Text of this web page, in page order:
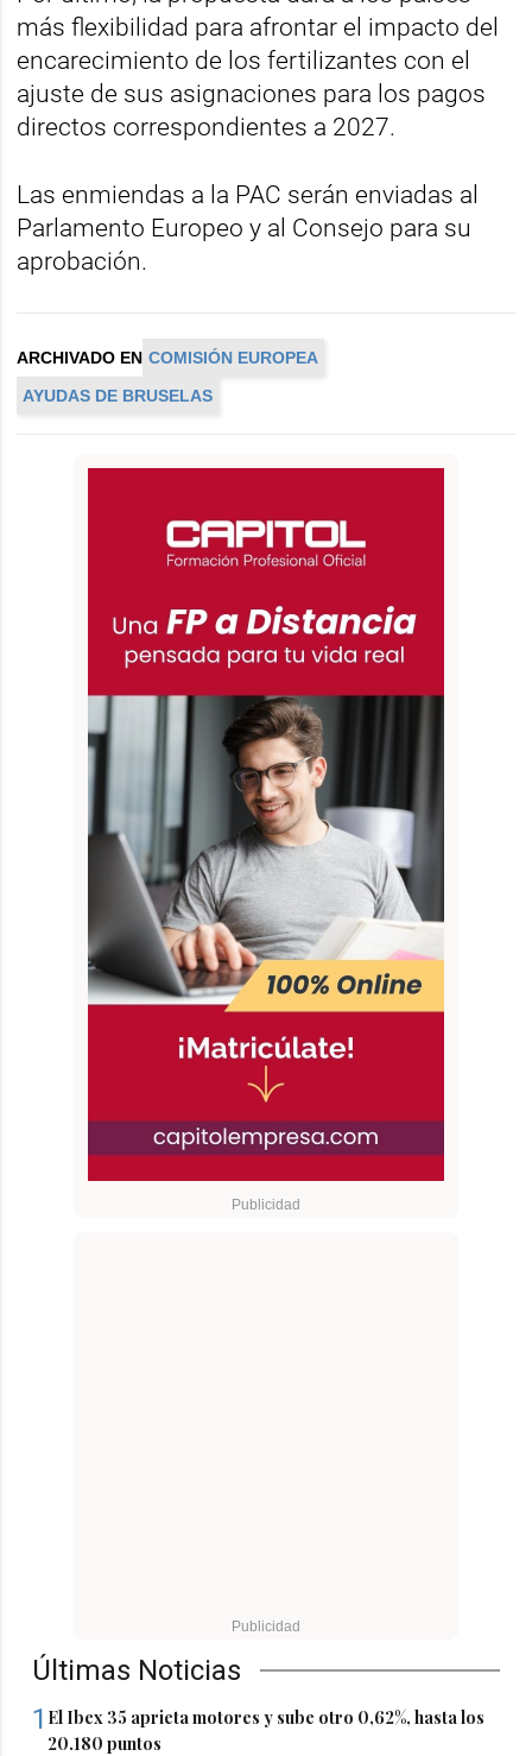
Últimas Noticias
1 El Ibex 35 aprieta motores y sube otro 0,62%, hasta los
20.180 puntos
más flexibilidad para afrontar el impacto del
encarecimiento de los fertilizantes con el
ajuste de sus asignaciones para los pagos
directos correspondientes a 2027.
Las enmiendas a la PAC serán enviadas al
Parlamento Europeo y al Consejo para su
aprobación.
ARCHIVADO EN COMISIÓN EUROPEA
AYUDAS DE BRUSELAS